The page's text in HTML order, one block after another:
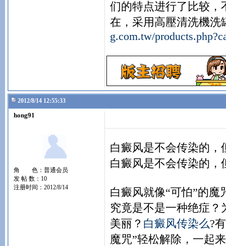
们的特点进行了比较，
在，采用高壓清洗機
g.com.tw/
2012/8/14 12:55:33
hong91
角 色：普通会员
发 帖 数：10
注册时间：2012/8/14
白癜风是不会传染的，
白癜风是不会传染的，
白癜风就像“可怕”的
究竟是不是一种绝症
美丽？ 白癜风传染么?
魔咒”轻松解除，一起